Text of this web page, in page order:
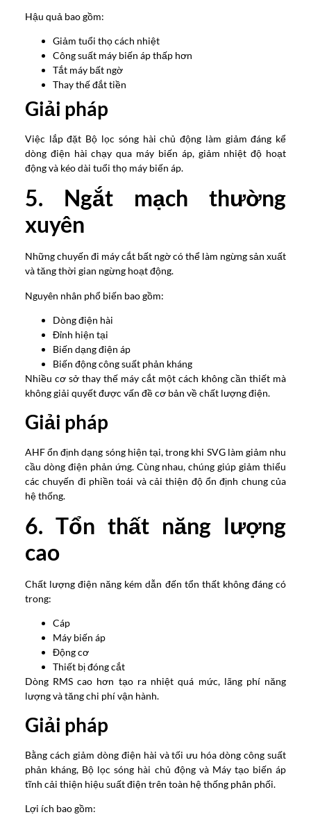
Hậu quả bao gồm:
Giảm tuổi thọ cách nhiệt
Công suất máy biến áp thấp hơn
Tắt máy bất ngờ
Thay thế đắt tiền
Giải pháp
Việc lắp đặt Bộ lọc sóng hài chủ động làm giảm đáng kể
dòng điện hài chạy qua máy biến áp, giảm nhiệt độ hoạt
động và kéo dài tuổi thọ máy biến áp.
5. Ngắt mạch thường
xuyên
Những chuyến đi máy cắt bất ngờ có thể làm ngừng sản xuất
và tăng thời gian ngừng hoạt động.
Nguyên nhân phổ biến bao gồm:
Dòng điện hài
Đỉnh hiện tại
Biến dạng điện áp
Biến động công suất phản kháng
Nhiều cơ sở thay thế máy cắt một cách không cần thiết mà
không giải quyết được vấn đề cơ bản về chất lượng điện.
Giải pháp
AHF ổn định dạng sóng hiện tại, trong khi SVG làm giảm nhu
cầu dòng điện phản ứng. Cùng nhau, chúng giúp giảm thiểu
các chuyến đi phiền toái và cải thiện độ ổn định chung của
hệ thống.
6. Tổn thất năng lượng
cao
Chất lượng điện năng kém dẫn đến tổn thất không đáng có
trong:
Cáp
Máy biến áp
Động cơ
Thiết bị đóng cắt
Dòng RMS cao hơn tạo ra nhiệt quá mức, lãng phí năng
lượng và tăng chi phí vận hành.
Giải pháp
Bằng cách giảm dòng điện hài và tối ưu hóa dòng công suất
phản kháng, Bộ lọc sóng hài chủ động và Máy tạo biến áp
tĩnh cải thiện hiệu suất điện trên toàn hệ thống phân phối.
Lợi ích bao gồm: